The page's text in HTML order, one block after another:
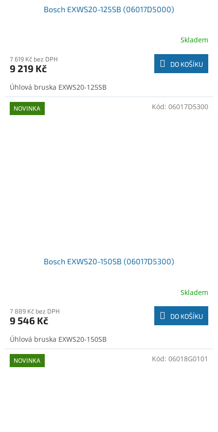
Bosch EXWS20-125SB (06017D5000)
Skladem
7 619 Kč bez DPH
9 219 Kč DO KOŠÍKU
Úhlová bruska EXWS20-125SB
NOVINKA
Bosch EXWS20-150SB (06017D5300)
Skladem
7 889 Kč bez DPH
9 546 Kč DO KOŠÍKU
Úhlová bruska EXWS20-150SB
Kód: 06017D5300
NOVINKA Kód: 06018G0101